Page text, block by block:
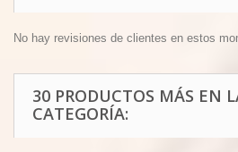
No hay revisiones de clientes en estos
30 PRODUCTOS MÁS EN
CATEGORÍA: